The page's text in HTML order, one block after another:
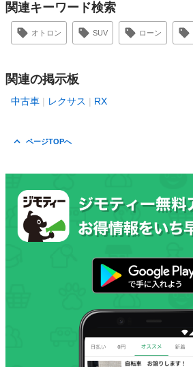
関連キーワード検索
オトロン SUV ローン
関連の掲示板
中古車 レクサス RX
ページTOPへ